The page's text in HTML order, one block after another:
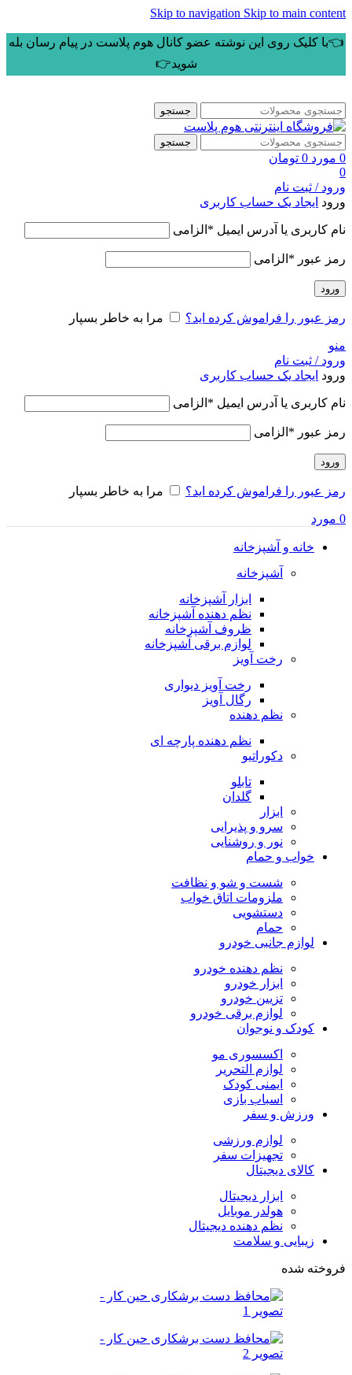
Skip to navigation Skip to main content
👈با کلیک روی این نوشته عضو کانال هوم پلاست در پیام رسان بله
شوید👉
جستجو
جستجو
0 مورد 0 تومان
0
ورود / ثبت نام
ورود ایجاد یک حساب کاربری
نام کاربری یا آدرس ایمیل * الزامی
رمز عبور * الزامی
ورود
رمز عبور را فراموش کرده اید؟ مرا به خاطر بسپار
منو
ورود / ثبت نام
ورود ایجاد یک حساب کاربری
نام کاربری یا آدرس ایمیل * الزامی
رمز عبور * الزامی
ورود
رمز عبور را فراموش کرده اید؟ مرا به خاطر بسپار
0 مورد
خانه و آشپزخانه
آشپزخانه
ابزار آشپزخانه
نظم دهنده آشپزخانه
ظروف آشپزخانه
لوازم برقی آشپزخانه
رخت آویز
رخت آویز دیواری
رگال آویز
نظم دهنده
نظم دهنده پارچه ای
دکوراتیو
تابلو
گلدان
ابزار
سرو و پذیرایی
نور و روشنایی
خواب و حمام
شست و شو و نظافت
ملزومات اتاق خواب
دستشویی
حمام
لوازم جانبی خودرو
نظم دهنده خودرو
ابزار خودرو
تزیین خودرو
لوازم برقی خودرو
کودک و نوجوان
اکسسوری مو
لوازم التحریر
ایمنی کودک
اسباب بازی
ورزش و سفر
لوازم ورزشی
تجهیزات سفر
کالای دیجیتال
ابزار دیجیتال
هولدر موبایل
نظم دهنده دیجیتال
زیبایی و سلامت
فروخته شده